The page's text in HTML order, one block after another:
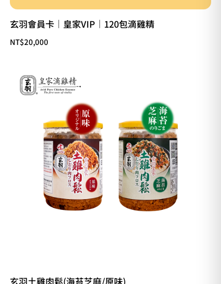
玄羽會員卡｜皇家VIP｜120包滴雞精
NT$20,000
玄羽土雞肉鬆(海苔芝麻/原味)